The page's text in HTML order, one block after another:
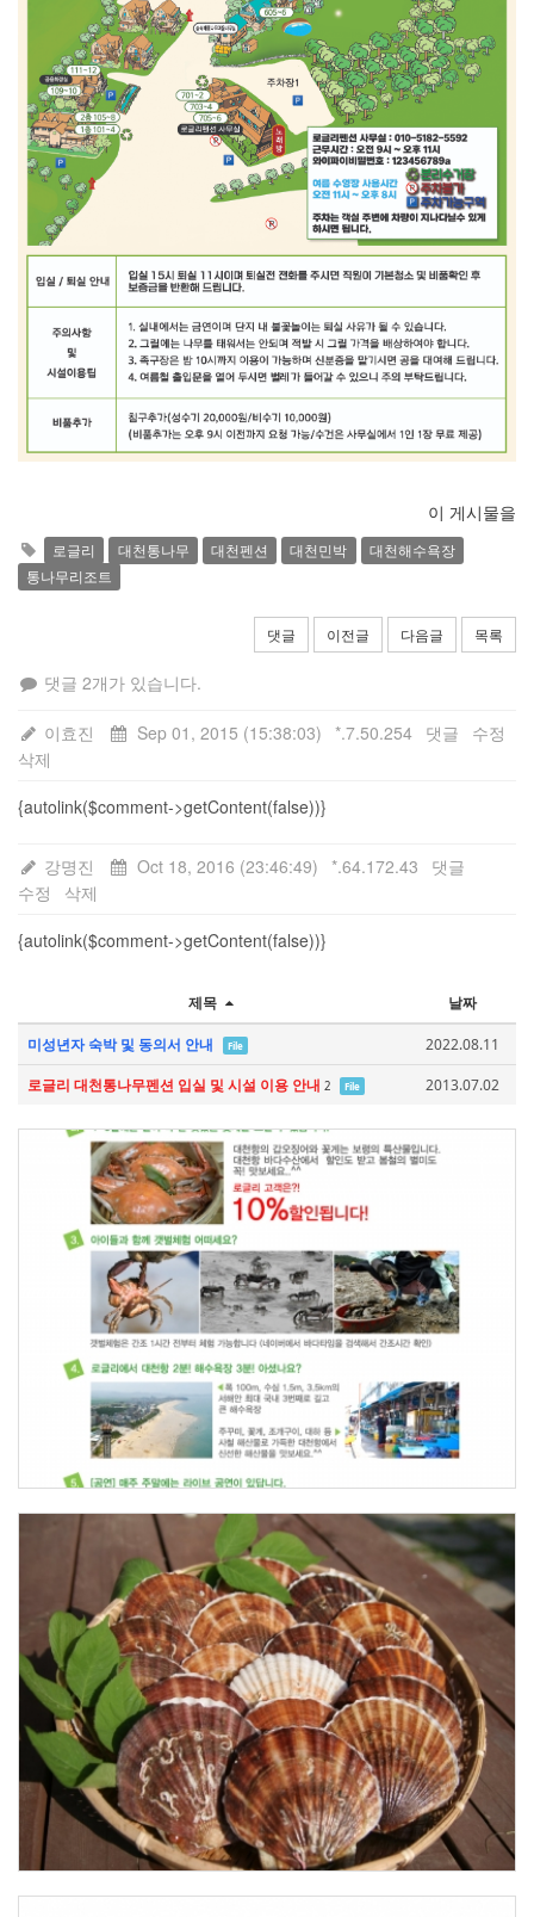
이 게시물을
로글리 대천통나무 대천펜션 대천민박
대천해수욕장
통나무리조트
댓글 이전글 다음글 목록
댓글 2개가 있습니다.
이효진 Sep 01, 2015 (15:38:03) *.7.50.254 댓글
수정
삭제
{autolink($comment->getContent(false))}
강명진 Oct 18, 2016 (23:46:49) *.64.172.43
댓글
수정
삭제
{autolink($comment->getContent(false))}
제목 날짜
미성년자 숙박 및 동의서 안내 File
2022.08.11
로글리 대천통나무펜션 입실 및 시설 이용 안내 2 File 2013.07.02